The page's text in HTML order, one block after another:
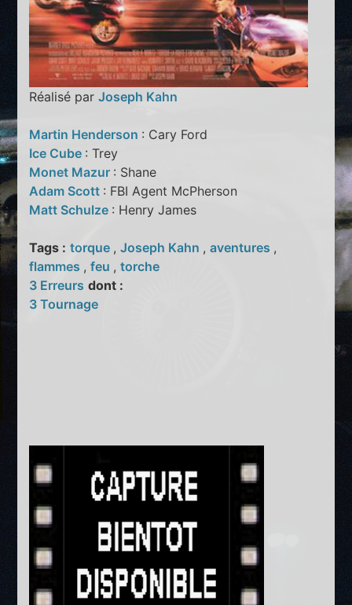
Réalisé parJoseph Kahn
Martin Henderson : Cary Ford
Ice Cube : Trey
Monet Mazur : Shane
Adam Scott : FBI Agent McPherson
Matt Schulze : Henry James
Tags : torque ,Joseph Kahn ,aventures ,
flammes ,feu ,torche
3 Erreurs dont :
3 Tournage